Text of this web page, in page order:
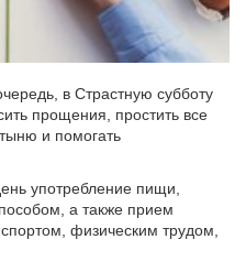
в Страстную субботу
прощения, простить все
и помогать
употребление пищи,
а также прием
физическим трудом,